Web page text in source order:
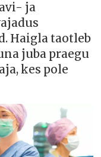
ja
Haigla taotleb
juba praegu
kes pole